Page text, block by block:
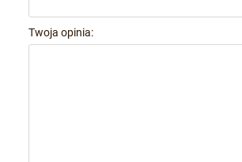
Twoja opinia: